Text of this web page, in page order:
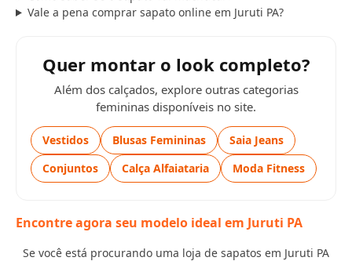
Vale a pena comprar sapato online em Juruti PA?
Quer montar o look completo?
Além dos calçados, explore outras categorias
femininas disponíveis no site.
Vestidos Blusas Femininas
Saia Jeans
Conjuntos
Calça Alfaiataria Moda Fitness
Encontre agora seu modelo ideal em Juruti PA
Se você está procurando uma loja de sapatos em Juruti PA